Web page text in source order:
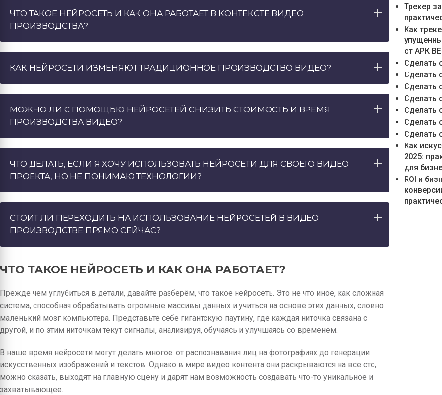
ЧТО ТАКОЕ НЕЙРОСЕТЬ И КАК ОНА РАБОТАЕТ В КОНТЕКСТЕ ВИДЕО
ПРОИЗВОДСТВА?
КАК НЕЙРОСЕТИ ИЗМЕНЯЮТ ТРАДИЦИОННОЕ ПРОИЗВОДСТВО ВИДЕО?
МОЖНО ЛИ С ПОМОЩЬЮ НЕЙРОСЕТЕЙ СНИЗИТЬ СТОИМОСТЬ И ВРЕМЯ
ПРОИЗВОДСТВА ВИДЕО?
ЧТО ДЕЛАТЬ, ЕСЛИ Я ХОЧУ ИСПОЛЬЗОВАТЬ НЕЙРОСЕТИ ДЛЯ СВОЕГО ВИДЕО
ПРОЕКТА, НО НЕ ПОНИМАЮ ТЕХНОЛОГИИ?
СТОИТ ЛИ ПЕРЕХОДИТЬ НА ИСПОЛЬЗОВАНИЕ НЕЙРОСЕТЕЙ В ВИДЕО
ПРОИЗВОДСТВЕ ПРЯМО СЕЙЧАС?
ЧТО ТАКОЕ НЕЙРОСЕТЬ И КАК ОНА РАБОТАЕТ?
Прежде чем углубиться в детали, давайте разберём, что такое нейросеть. Это не что иное, как сложная
система, способная обрабатывать огромные массивы данных и учиться на основе этих данных, словно
маленький мозг компьютера. Представьте себе гигантскую паутину, где каждая ниточка связана с
другой, и по этим ниточкам текут сигналы, анализируя, обучаясь и улучшаясь со временем.
В наше время нейросети могут делать многое: от распознавания лиц на фотографиях до генерации
искусственных изображений и текстов. Однако в мире видео контента они раскрываются на все сто,
можно сказать, выходят на главную сцену и дарят нам возможность создавать что-то уникальное и
захватывающее.
Трекер
Как
от АРК
Сделать
Сделать
Сделать
Сделать
Сделать
Сделать
Сделать
Как
2025:
для
ROI и